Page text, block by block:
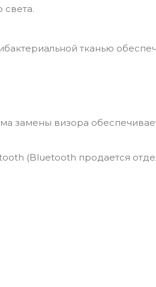
света.
тканью
замены визора
(Bluetooth продается